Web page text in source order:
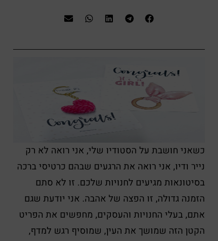
כשאני חושבת על הסטודיו שלי, אני רואה לא רק
נייר ודיו, אני רואה את הרגעים שבהם כרטיסי ברכה
בסיטונאות מגיעים לחנויות שלכם. זו לא סתם
הזמנה גדולה, זו הפצה של אהבה. אני יודעת שגם
אתם, בעלי החנויות והעסקים, מחפשים את הפריט
הקטן הזה שמושך את העין, שמוסיף רגש למדף,